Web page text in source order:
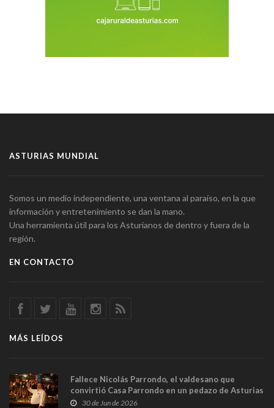
ASTURIAS MUNDIAL
Somos un medio independiente, una ventana al paraíso, en la que
información y entretenimiento se dan la mano.
Una herramienta útil para los Asturianos de dentro y fuera de la
región.
EN CONTACTO
MÁS LEÍDOS
Fallece Nicolás Parrondo, el valdesano que
convirtió Casa Parrondo en un pedazo de Asturias
en Madrid
30 de Jun de 2026